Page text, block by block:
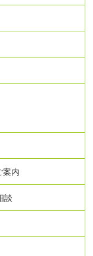
案内
談